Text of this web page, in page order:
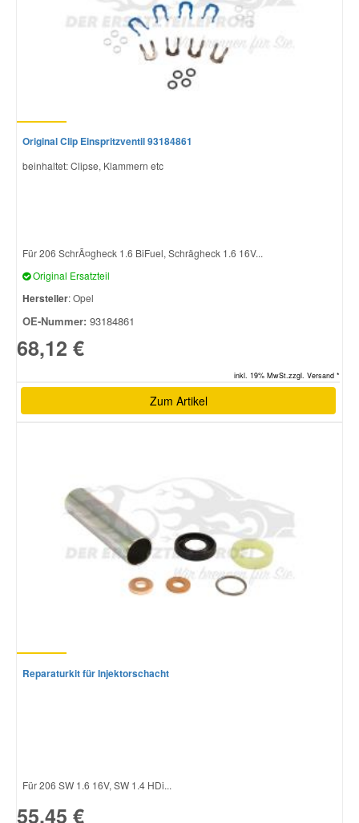
Original Clip Einspritzventil 93184861
beinhaltet: Clipse, Klammern etc
Für 206 SchrÃ¤gheck 1.6 BiFuel, Schrägheck 1.6 16V...
Original Ersatzteil
Hersteller: Opel
OE-Nummer: 93184861
68,12 €
inkl. 19% MwSt.zzgl. Versand *
Zum Artikel
Reparaturkit für Injektorschacht
Für 206 SW 1.6 16V, SW 1.4 HDi...
55,45 €